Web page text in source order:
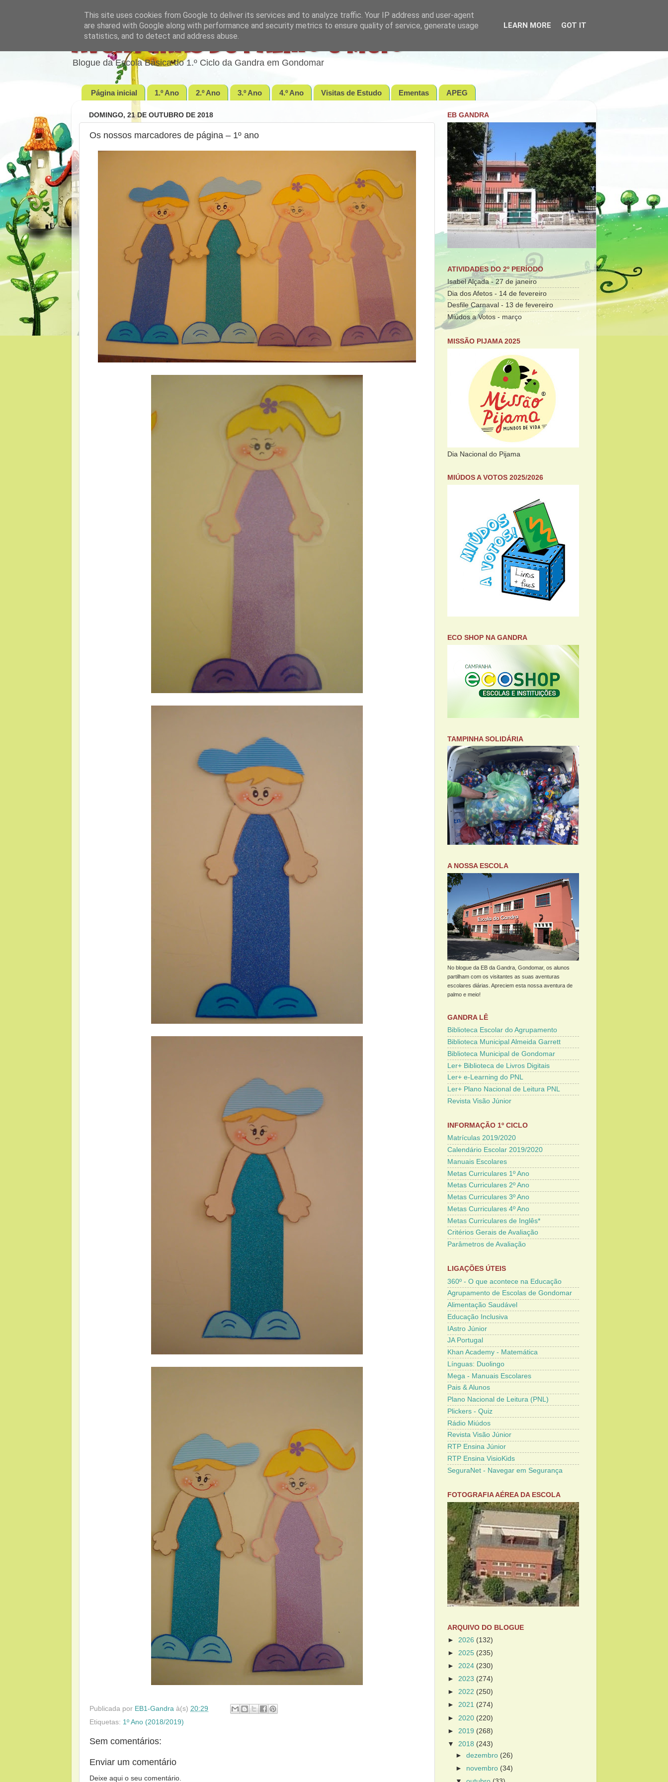
Aventuras de Palmo e Meio
Blogue da Escola Básica do 1.º Ciclo da Gandra em Gondomar
Página inicial 1.º Ano 2.º Ano 3.º Ano 4.º Ano Visitas de Estudo Ementas APEG
DOMINGO, 21 DE OUTUBRO DE 2018
Os nossos marcadores de página – 1º ano
Publicada por EB1-Gandra à(s) 20:29
Etiquetas: 1º Ano (2018/2019)
Sem comentários:
Enviar um comentário
Deixe aqui o seu comentário.
EB GANDRA
ATIVIDADES DO 2º PERÍODO
Isabel Alçada - 27 de janeiro
Dia dos Afetos - 14 de fevereiro
Desfile Carnaval - 13 de fevereiro
Miúdos a Votos - março
MISSÃO PIJAMA 2025
Dia Nacional do Pijama
MIÚDOS A VOTOS 2025/2026
ECO SHOP NA GANDRA
TAMPINHA SOLIDÁRIA
A NOSSA ESCOLA
No blogue da EB da Gandra, Gondomar, os alunos
partilham com os visitantes as suas aventuras
escolares diárias. Apreciem esta nossa aventura de
palmo e meio!
GANDRA LÊ
Biblioteca Escolar do Agrupamento
Biblioteca Municipal Almeida Garrett
Biblioteca Municipal de Gondomar
Ler+ Biblioteca de Livros Digitais
Ler+ e-Learning do PNL
Ler+ Plano Nacional de Leitura PNL
Revista Visão Júnior
INFORMAÇÃO 1º CICLO
Matrículas 2019/2020
Calendário Escolar 2019/2020
Manuais Escolares
Metas Curriculares 1º Ano
Metas Curriculares 2º Ano
Metas Curriculares 3º Ano
Metas Curriculares 4º Ano
Metas Curriculares de Inglês*
Critérios Gerais de Avaliação
Parâmetros de Avaliação
LIGAÇÕES ÚTEIS
360º - O que acontece na Educação
Agrupamento de Escolas de Gondomar
Alimentação Saudável
Educação Inclusiva
IAstro Júnior
JA Portugal
Khan Academy - Matemática
Línguas: Duolingo
Mega - Manuais Escolares
Pais & Alunos
Plano Nacional de Leitura (PNL)
Plickers - Quiz
Rádio Miúdos
Revista Visão Júnior
RTP Ensina Júnior
RTP Ensina VisioKids
SeguraNet - Navegar em Segurança
FOTOGRAFIA AÉREA DA ESCOLA
ARQUIVO DO BLOGUE
► 2026 (132)
► 2025 (235)
► 2024 (230)
► 2023 (274)
► 2022 (250)
► 2021 (274)
► 2020 (220)
► 2019 (268)
▼ 2018 (243)
►dezembro (26)
► novembro (34)
This site uses cookies from Google to deliver its services and to analyze traffic. Your IP address and user-agent
are shared with Google along with performance and security metrics to ensure quality of service, generate usage
statistics, and to detect and address abuse.
LEARN MORE GOT IT